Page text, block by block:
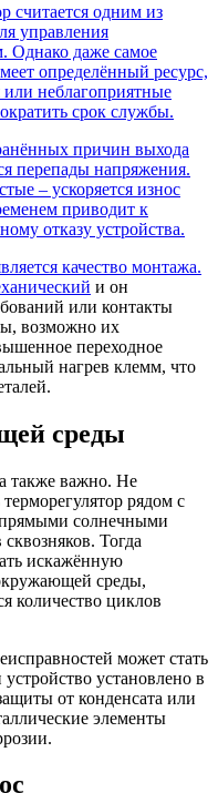
считается одним из
управления
Однако даже самое
определённый ресурс,
или неблагоприятные
срок службы.
причин выхода
перепады напряжения.
– ускоряется износ
приводит к
отказу устройства.
качество монтажа.
и он
или контакты
возможно их
переходное
нагрев клемм, что
среды
также важно. Не
рядом с
солнечными
Тогда
искажённую
среды,
количество циклов
может стать
установлено в
от конденсата или
элементы